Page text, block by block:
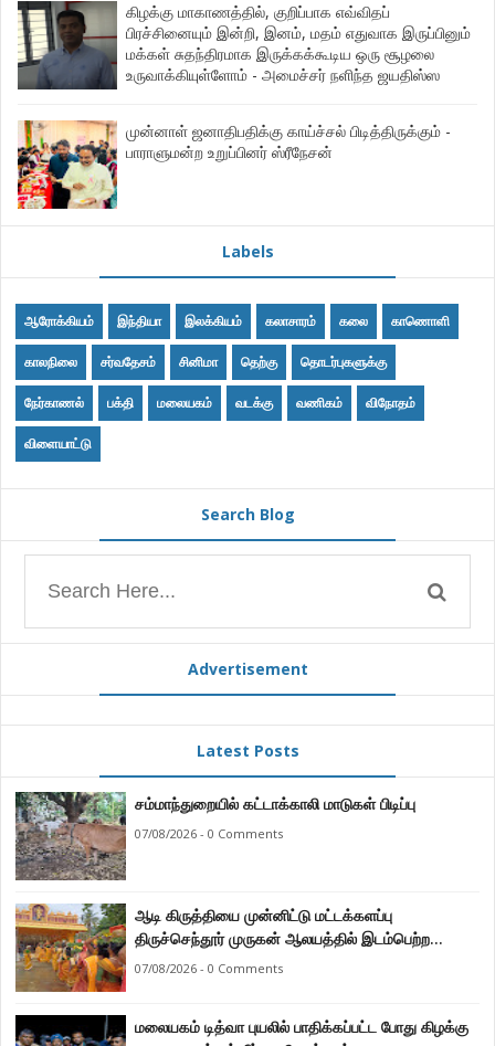
கிழக்கு மாகாணத்தில், குறிப்பாக எவ்விதப்
பிரச்சினையும் இன்றி, இனம், மதம் எதுவாக இருப்பினும்
மக்கள் சுதந்திரமாக இருக்கக்கூடிய ஒரு சூழலை
உருவாக்கியுள்ளோம் - அமைச்சர் நளிந்த ஜயதிஸ்ஸ
முன்னாள் ஜனாதிபதிக்கு காய்ச்சல் பிடித்திருக்கும் -
பாராளுமன்ற உறுப்பினர் ஸ்ரீநேசன்
Labels
ஆரோக்கியம் இந்தியா இலக்கியம் கலாசாரம் கலை காணொளி
காலநிலை சர்வதேசம் சினிமா தெற்கு தொடர்புகளுக்கு
நேர்காணல் பக்தி மலையகம் வடக்கு வணிகம் விநோதம்
விளையாட்டு
Search Blog
Advertisement
Latest Posts
சம்மாந்துறையில் கட்டாக்காலி மாடுகள் பிடிப்பு
07/08/2026 - 0 Comments
ஆடி கிருத்தியை முன்னிட்டு மட்டக்களப்பு
திருச்செந்தூர் முருகன் ஆலயத்தில் இடம்பெற்ற
பால்குட பவனி 1008 சங்கா ஆபிஷேக நிகழ்வு.
07/08/2026 - 0 Comments
மலையகம் டித்வா புயலில் பாதிக்கப்பட்ட போது கிழக்கு